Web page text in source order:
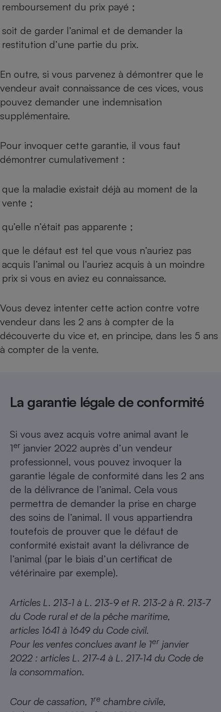
remboursement du prix payé ;
soit de garder l’animal et de demander la
restitution d’une partie du prix.
En outre, si vous parvenez à démontrer que le
vendeur avait connaissance de ces vices, vous
pouvez demander une indemnisation
supplémentaire.
Pour invoquer cette garantie, il vous faut
démontrer cumulativement :
que la maladie existait déjà au moment de la
vente ;
qu’elle n’était pas apparente ;
que le défaut est tel que vous n’auriez pas
acquis l’animal ou l’auriez acquis à un moindre
prix si vous en aviez eu connaissance.
Vous devez intenter cette action contre votre
vendeur dans les 2 ans à compter de la
découverte du vice et, en principe, dans les 5 ans
à compter de la vente.
La garantie légale de conformité
Si vous avez acquis votre animal avant le
1er janvier 2022 auprès d’un vendeur
professionnel, vous pouvez invoquer la
garantie légale de conformité dans les 2 ans
de la délivrance de l’animal. Cela vous
permettra de demander la prise en charge
des soins de l’animal. Il vous appartiendra
toutefois de prouver que le défaut de
conformité existait avant la délivrance de
l’animal (par le biais d’un certificat de
vétérinaire par exemple).
Articles L. 213-1 à L. 213-9 et R. 213-2 à R. 213-7
du Code rural et de la pêche maritime,
articles 1641 à 1649 du Code civil.
Pour les ventes conclues avant le 1er janvier
2022 : articles L. 217-4 à L. 217-14 du Code de
la consommation.
Cour de cassation, 1re chambre civile,